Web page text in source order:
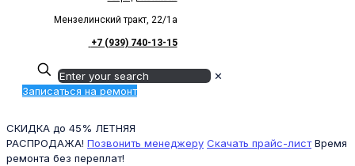
Мензелинский тракт, 22/1а
+7 (939) 740-13-15
✕
Записаться на ремонт
СКИДКА до 45% ЛЕТНЯЯ
РАСПРОДАЖА! Позвонить менеджеру Скачать прайс-лист Время
ремонта без переплат!